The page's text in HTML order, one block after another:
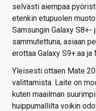
selvästi aiempaa
etenkin etupuolen
Samsungin Galaxy S8+-
sammutettuna, asiaan
erottaa Galaxy S9+:aa
Yleisesti ottaen Mate
valittamista. Laite on
kuten maailman
huippumallilta voikin